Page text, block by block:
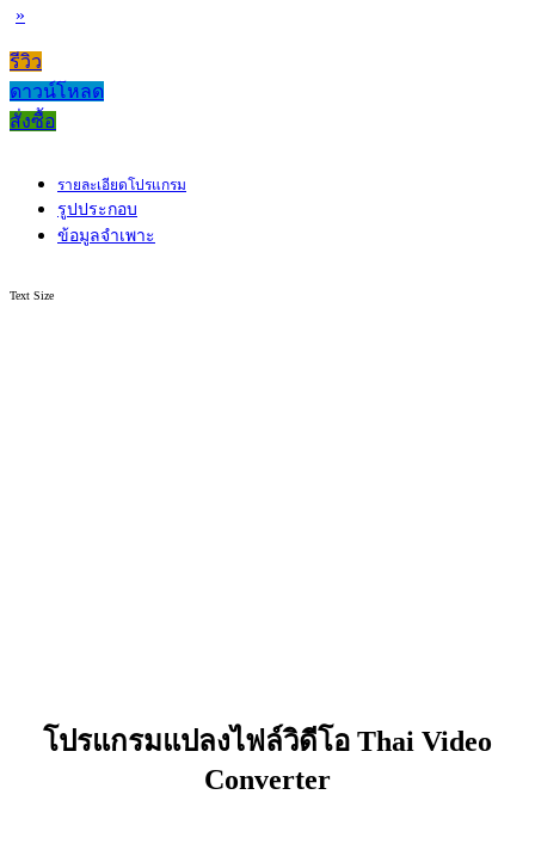
»
รีวิว
ดาวน์โหลด
สั่งซื้อ
รายละเอียดโปรแกรม
รูปประกอบ
ข้อมูลจำเพาะ
Text Size
โปรแกรมแปลงไฟล์วิดีโอ Thai Video
Converter